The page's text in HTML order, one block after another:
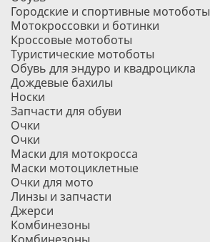
Городские и спортивные мотоботы
Мотокроссовки и ботинки
Кроссовые мотоботы
Туристические мотоботы
Обувь для эндуро и квадроцикла
Дождевые бахилы
Носки
Запчасти для обуви
Очки
Очки
Маски для мотокросса
Маски мотоциклетные
Очки для мото
Линзы и запчасти
Джерси
Комбинезоны